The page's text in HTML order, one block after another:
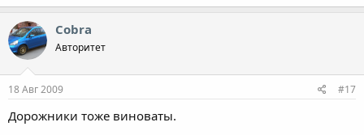
Cobra
Авторитет
18 Авг 2009 #17
Дорожники тоже виноваты.